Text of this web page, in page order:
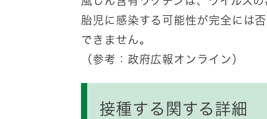
胎児に感染する可能性が完全には
できません。
（参考：政府広報オンライン）
接種する関する詳細